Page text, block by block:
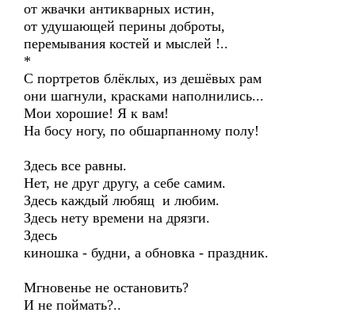
от жвачки антикварных истин,
от удушающей перины доброты,
перемывания костей и мыслей !..
*
С портретов блёклых, из дешёвых рам
они шагнули, красками наполнились...
Мои хорошие! Я к вам!
На босу ногу, по обшарпанному полу!
Здесь все равны.
Нет, не друг другу, а себе самим.
Здесь каждый любящ и любим.
Здесь нету времени на дрязги.
Здесь
киношка - будни, а обновка - праздник.
Мгновенье не остановить?
И не поймать?..